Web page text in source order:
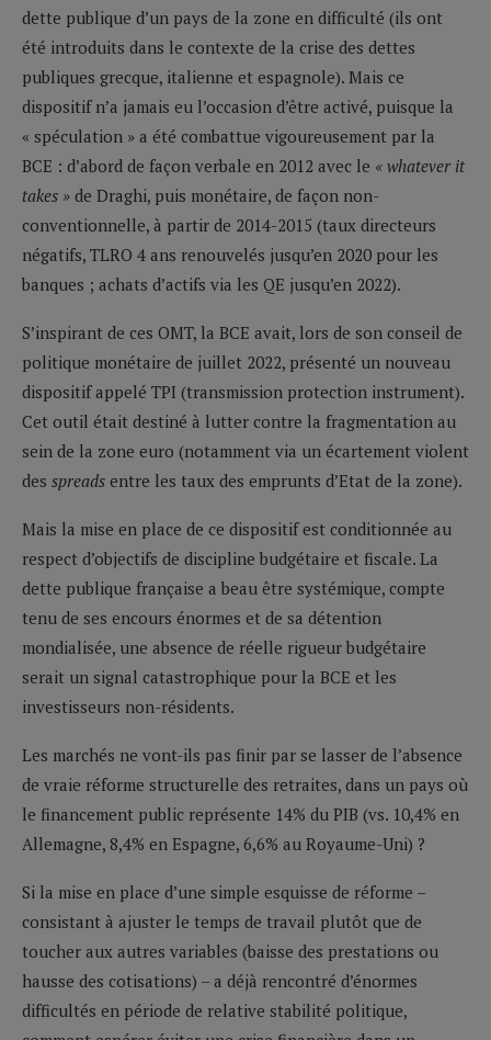
dette publique d’un pays de la zone en difficulté (ils ont
été introduits dans le contexte de la crise des dettes
publiques grecque, italienne et espagnole). Mais ce
dispositif n’a jamais eu l’occasion d’être activé, puisque la
« spéculation » a été combattue vigoureusement par la
BCE : d’abord de façon verbale en 2012 avec le « whatever it
takes » de Draghi, puis monétaire, de façon non-
conventionnelle, à partir de 2014-2015 (taux directeurs
négatifs, TLRO 4 ans renouvelés jusqu’en 2020 pour les
banques ; achats d’actifs via les QE jusqu’en 2022).
S’inspirant de ces OMT, la BCE avait, lors de son conseil de
politique monétaire de juillet 2022, présenté un nouveau
dispositif appelé TPI (transmission protection instrument).
Cet outil était destiné à lutter contre la fragmentation au
sein de la zone euro (notamment via un écartement violent
des spreads entre les taux des emprunts d’Etat de la zone).
Mais la mise en place de ce dispositif est conditionnée au
respect d’objectifs de discipline budgétaire et fiscale. La
dette publique française a beau être systémique, compte
tenu de ses encours énormes et de sa détention
mondialisée, une absence de réelle rigueur budgétaire
serait un signal catastrophique pour la BCE et les
investisseurs non-résidents.
Les marchés ne vont-ils pas finir par se lasser de l’absence
de vraie réforme structurelle des retraites, dans un pays où
le financement public représente 14% du PIB (vs. 10,4% en
Allemagne, 8,4% en Espagne, 6,6% au Royaume-Uni) ?
Si la mise en place d’une simple esquisse de réforme –
consistant à ajuster le temps de travail plutôt que de
toucher aux autres variables (baisse des prestations ou
hausse des cotisations) – a déjà rencontré d’énormes
difficultés en période de relative stabilité politique,